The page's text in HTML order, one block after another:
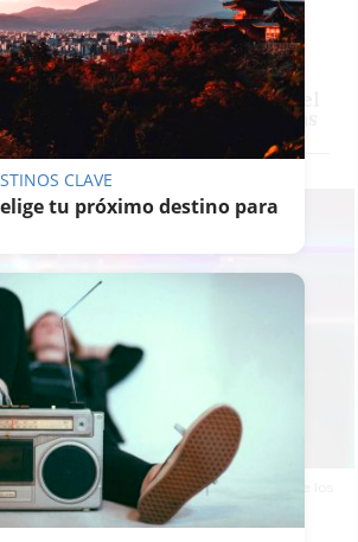
un establecimiento de la
de los Tejares
en Jerez: los aficionados del
Fernando se tiran sillas y vallas
y mesas por los aires en la avenida Ronda de los
CLAVE
tu próximo destino para